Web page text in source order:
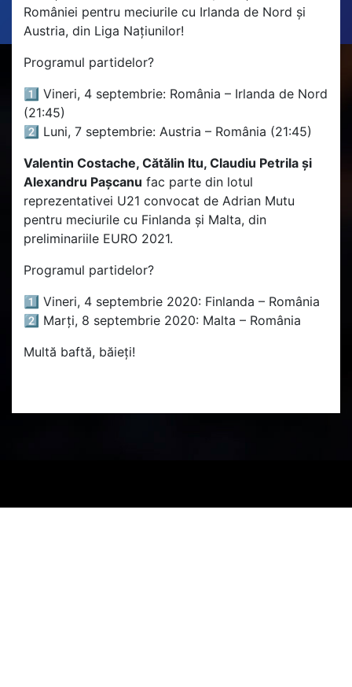
României pentru meciurile cu Irlanda de Nord și
Austria, din Liga Națiunilor!
Programul partidelor?
1️⃣ Vineri, 4 septembrie: România – Irlanda de Nord
(21:45)
2️⃣ Luni, 7 septembrie: Austria – România (21:45)
Valentin Costache, Cătălin Itu, Claudiu Petrila și
Alexandru Pașcanu fac parte din lotul
reprezentativei U21 convocat de Adrian Mutu
pentru meciurile cu Finlanda și Malta, din
preliminariile EURO 2021.
Programul partidelor?
1️⃣ Vineri, 4 septembrie 2020: Finlanda – România
2️⃣ Marți, 8 septembrie 2020: Malta – România
Multă baftă, băieți!